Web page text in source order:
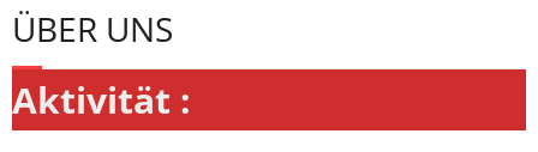
ÜBER UNS
Aktivität :